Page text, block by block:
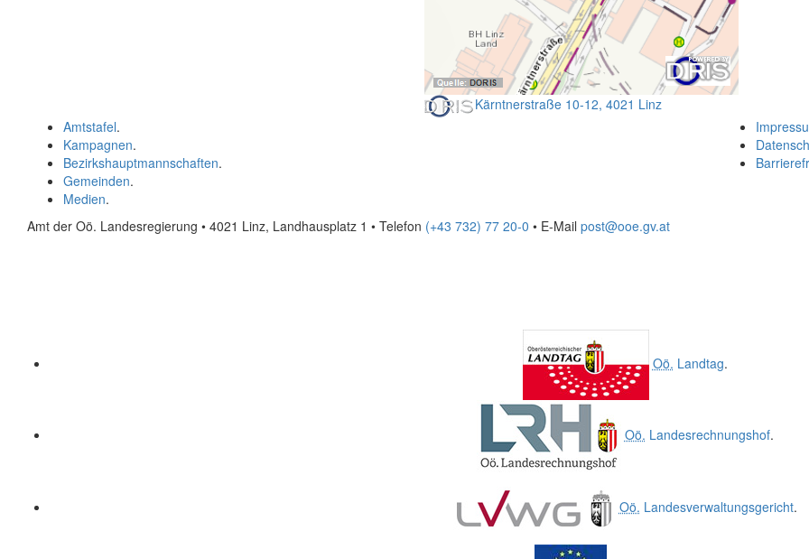
Kärntnerstraße 10-12, 4021 Linz
Amtstafel.
Kampagnen.
Bezirkshauptmannschaften.
Gemeinden.
Medien.
Amt der Oö. Landesregierung • 4021 Linz, Landhausplatz 1 • Telefon (+43 732) 77 20-0 • E-Mail post@ooe.gv.at
Oö. Landtag.
Oö. Landesrechnungshof.
Oö. Landesverwaltungsgericht.